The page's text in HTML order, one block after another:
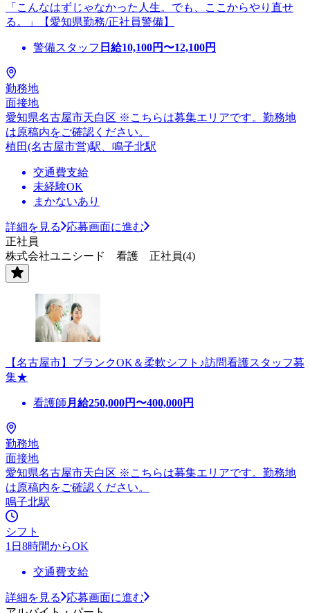
「こんなはずじゃなかった人生。でも、ここからやり直せ
る。」【愛知県勤務/正社員警備】
警備スタッフ 日給10,100円〜12,100円
勤務地
面接地
愛知県名古屋市天白区 ※こちらは募集エリアです。勤務地
は原稿内をご確認ください。
植田(名古屋市営)駅、鳴子北駅
交通費支給
未経験OK
まかないあり
詳細を見る
応募画面に進む
正社員
株式会社ユニシード 看護 正社員(4)
【名古屋市】ブランクOK＆柔軟シフト♪訪問看護スタッフ募
集★
看護師 月給250,000円〜400,000円
勤務地
面接地
愛知県名古屋市天白区 ※こちらは募集エリアです。勤務地
は原稿内をご確認ください。
鳴子北駅
シフト
1日8時間からOK
交通費支給
詳細を見る
応募画面に進む